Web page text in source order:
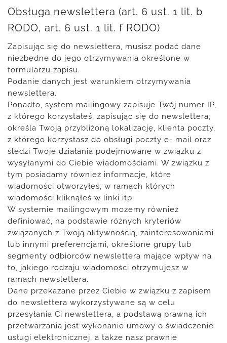
Obsługa newslettera (art. 6 ust. 1 lit. b
RODO, art. 6 ust. 1 lit. f RODO)
Zapisując się do newslettera, musisz podać dane
niezbędne do jego otrzymywania określone w
formularzu zapisu.
Podanie danych jest warunkiem otrzymywania
newslettera.
Ponadto, system mailingowy zapisuje Twój numer IP,
z którego korzystałeś, zapisując się do newslettera,
określa Twoją przybliżoną lokalizację, klienta poczty,
z którego korzystasz do obsługi poczty e- mail oraz
śledzi Twoje działania podejmowane w związku z
wysyłanymi do Ciebie wiadomościami. W związku z
tym posiadamy również informacje, które
wiadomości otworzyłeś, w ramach których
wiadomości kliknąłeś w linki itp.
W systemie mailingowym możemy również
definiować, na podstawie różnych kryteriów
związanych z Twoją aktywnością, zainteresowaniami
lub innymi preferencjami, określone grupy lub
segmenty odbiorców newslettera mające wpływ na
to, jakiego rodzaju wiadomości otrzymujesz w
ramach newslettera.
Dane przekazane przez Ciebie w związku z zapisem
do newslettera wykorzystywane są w celu
przesyłania Ci newslettera, a podstawą prawną ich
przetwarzania jest wykonanie umowy o świadczenie
usługi elektronicznej, a także nasz prawnie